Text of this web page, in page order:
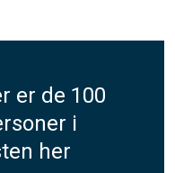
er de 100
i
her